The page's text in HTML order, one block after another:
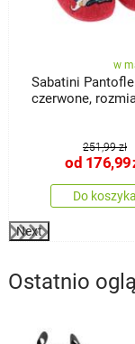
w
Sabatini
czerwone,
251,99 zł
od 176,99
Do koszyka
Next
Ostatnio